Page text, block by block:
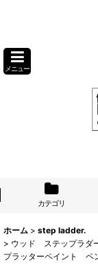
メニュー
カテゴリ
ホーム > step
> ウッド ステップ
プラッターペイント